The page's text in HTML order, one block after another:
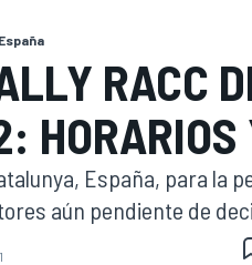
RACC
HORARIOS
España, para la
aún pendiente de